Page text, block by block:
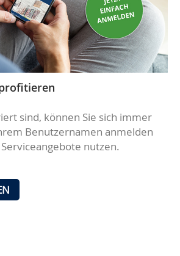
sind, können Sie sich immer
Benutzernamen anmelden
nutzen.